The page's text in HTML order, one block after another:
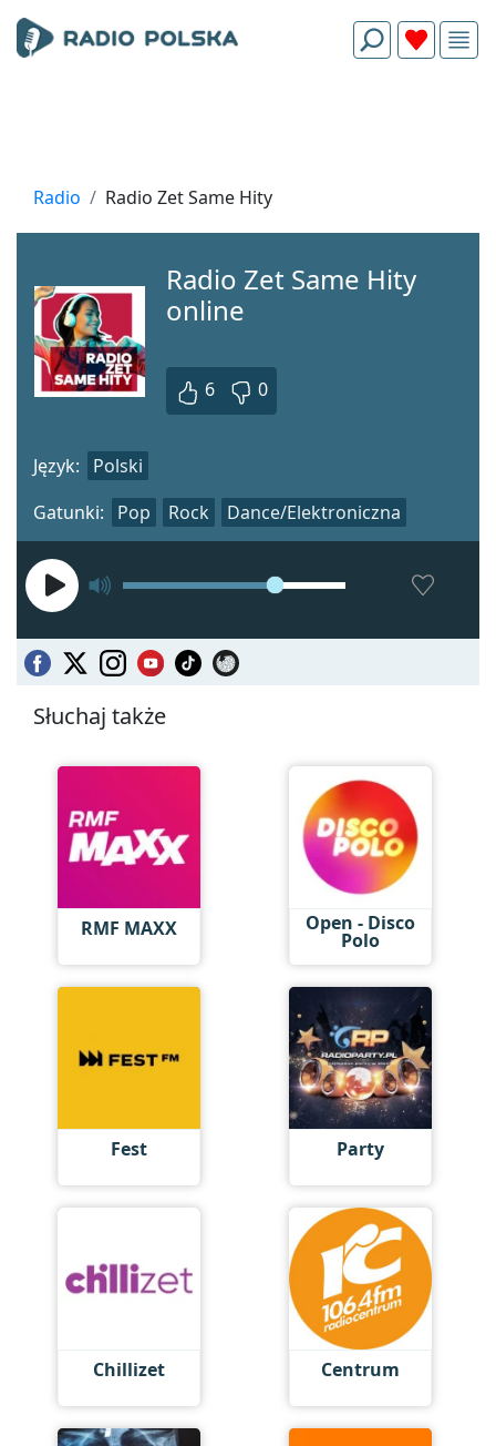
Radio Radio Zet Same Hity
Radio Zet Same Hity
online
6 0
Gatunki: Pop Rock Dance/Elektroniczna
Język: Polski
Słuchaj także
RMF MAXX Open - Disco
Polo
Fest Party
Chillizet Centrum